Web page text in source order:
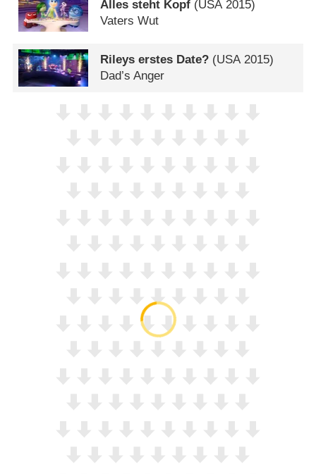
Alles steht Kopf (USA2015)
Vaters Wut
Rileys erstes Date? (USA2015)
Dad’s Anger